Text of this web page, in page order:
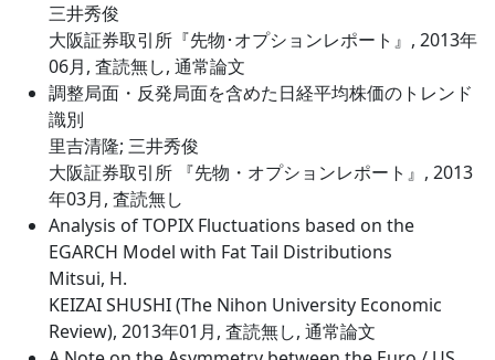
三井秀俊
大阪証券取引所『先物･オプションレポート』, 2013年
06月, 査読無し, 通常論文
調整局面・反発局面を含めた日経平均株価のトレンド
識別
里吉清隆; 三井秀俊
大阪証券取引所 『先物・オプションレポート』, 2013
年03月, 査読無し
Analysis of TOPIX Fluctuations based on the
EGARCH Model with Fat Tail Distributions
Mitsui, H.
KEIZAI SHUSHI (The Nihon University Economic
Review), 2013年01月, 査読無し, 通常論文